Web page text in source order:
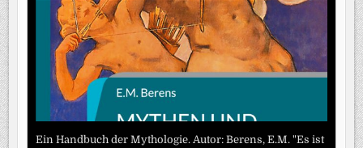
Ein Handbuch der Mythologie. Autor: Berens, E.M. "Es ist